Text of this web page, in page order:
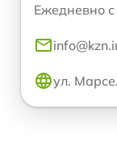
Ежедневно
ул.